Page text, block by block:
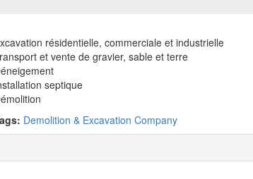
résidentielle, commerciale et industrielle
et vente de gravier, sable et terre
septique
Demolition & Excavation Company